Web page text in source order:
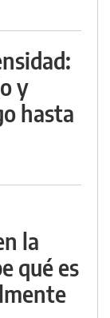
y
hasta
la
qué es